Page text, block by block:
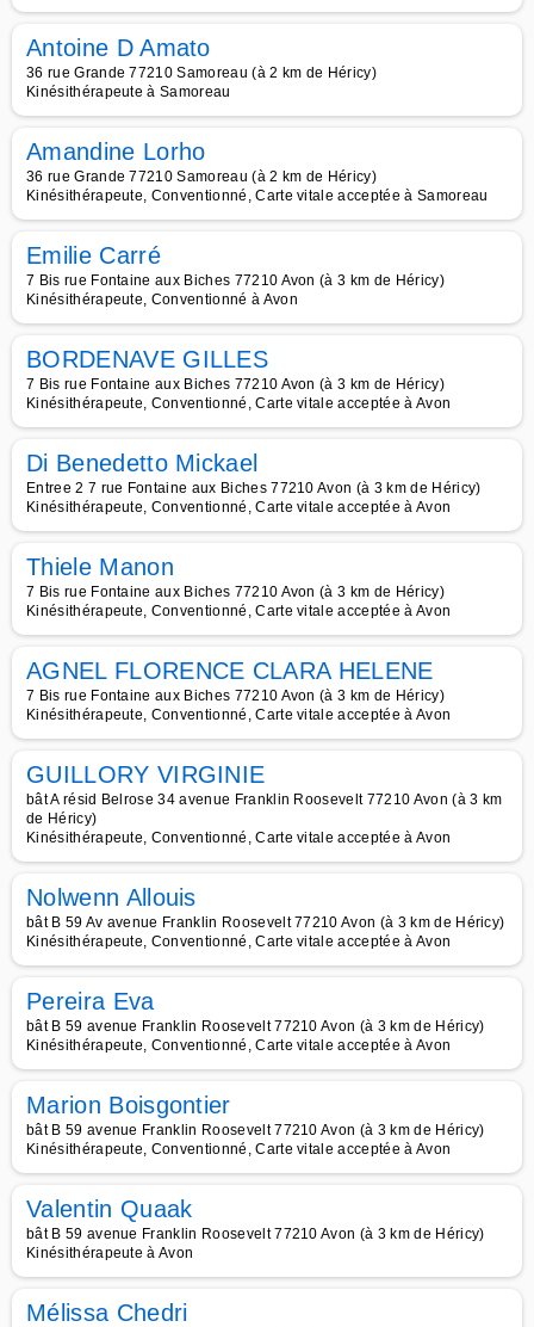
Antoine D Amato
36 rue Grande 77210 Samoreau (à 2 km de Héricy)
Kinésithérapeute à Samoreau
Amandine Lorho
36 rue Grande 77210 Samoreau (à 2 km de Héricy)
Kinésithérapeute, Conventionné, Carte vitale acceptée à Samoreau
Emilie Carré
7 Bis rue Fontaine aux Biches 77210 Avon (à 3 km de Héricy)
Kinésithérapeute, Conventionné à Avon
BORDENAVE GILLES
7 Bis rue Fontaine aux Biches 77210 Avon (à 3 km de Héricy)
Kinésithérapeute, Conventionné, Carte vitale acceptée à Avon
Di Benedetto Mickael
Entree 2 7 rue Fontaine aux Biches 77210 Avon (à 3 km de Héricy)
Kinésithérapeute, Conventionné, Carte vitale acceptée à Avon
Thiele Manon
7 Bis rue Fontaine aux Biches 77210 Avon (à 3 km de Héricy)
Kinésithérapeute, Conventionné, Carte vitale acceptée à Avon
AGNEL FLORENCE CLARA HELENE
7 Bis rue Fontaine aux Biches 77210 Avon (à 3 km de Héricy)
Kinésithérapeute, Conventionné, Carte vitale acceptée à Avon
GUILLORY VIRGINIE
bât A résid Belrose 34 avenue Franklin Roosevelt 77210 Avon (à 3 km
de Héricy)
Kinésithérapeute, Conventionné, Carte vitale acceptée à Avon
Nolwenn Allouis
bât B 59 Av avenue Franklin Roosevelt 77210 Avon (à 3 km de Héricy)
Kinésithérapeute, Conventionné, Carte vitale acceptée à Avon
Pereira Eva
bât B 59 avenue Franklin Roosevelt 77210 Avon (à 3 km de Héricy)
Kinésithérapeute, Conventionné, Carte vitale acceptée à Avon
Marion Boisgontier
bât B 59 avenue Franklin Roosevelt 77210 Avon (à 3 km de Héricy)
Kinésithérapeute, Conventionné, Carte vitale acceptée à Avon
Valentin Quaak
bât B 59 avenue Franklin Roosevelt 77210 Avon (à 3 km de Héricy)
Kinésithérapeute à Avon
Mélissa Chedri